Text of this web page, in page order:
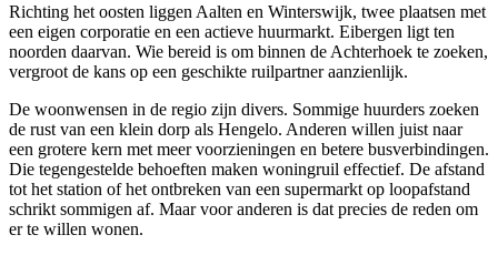
Richting het oosten liggen Aalten en Winterswijk, twee plaatsen met
een eigen corporatie en een actieve huurmarkt. Eibergen ligt ten
noorden daarvan. Wie bereid is om binnen de Achterhoek te zoeken,
vergroot de kans op een geschikte ruilpartner aanzienlijk.
De woonwensen in de regio zijn divers. Sommige huurders zoeken
de rust van een klein dorp als Hengelo. Anderen willen juist naar
een grotere kern met meer voorzieningen en betere busverbindingen.
Die tegengestelde behoeften maken woningruil effectief. De afstand
tot het station of het ontbreken van een supermarkt op loopafstand
schrikt sommigen af. Maar voor anderen is dat precies de reden om
er te willen wonen.